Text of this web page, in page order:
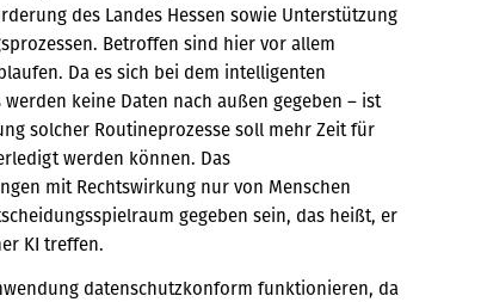
des Landes Hessen sowie Unterstützung
Betroffen sind hier vor allem
Da es sich bei dem intelligenten
keine Daten nach außen gegeben – ist
solcher Routineprozesse soll mehr Zeit für
werden können. Das
mit Rechtswirkung nur von Menschen
gegeben sein, das heißt, er
KI treffen.
datenschutzkonform funktionieren, da